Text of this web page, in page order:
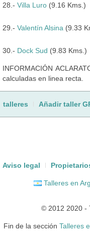
28.- Villa Luro (9.16 Kms.)
29.- Valentín Alsina (9.33
30.- Dock Sud (9.83 Kms.)
INFORMACIÓN
calculadas en linea recta.
talleres Añadir taller
Aviso legal
Talleres en
© 2012 2020 -
Fin de la sección Talleres